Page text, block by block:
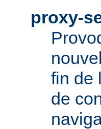
proxy-
fin de
de